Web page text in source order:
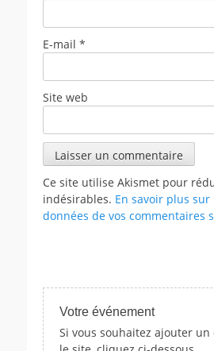
E-mail *
Site web
Ce site utilise Akismet pour
indésirables. En savoir plus
données de vos commentaires
Votre événement
Si vous souhaitez ajouter